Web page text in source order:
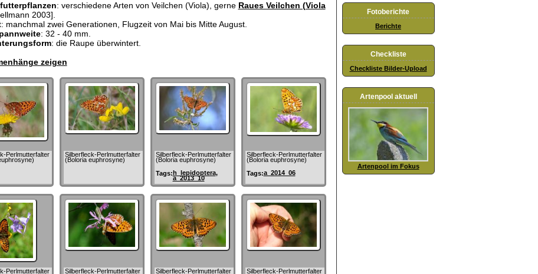
: verschiedene Arten von Veilchen (Viola), gerne Raues Veilchen (Viola
2003].
: manchmal zwei Generationen, Flugzeit von Mai bis Mitte August.
: 32 - 40 mm.
: die Raupe überwintert.
zeigen
Perlmutterfalter Silberfleck-Perlmutterfalter
(Boloria euphrosyne)
Silberfleck-Perlmutterfalter
(Boloria euphrosyne)
Tags:h_lepidoptera,
a_2013_10
Silberfleck-Perlmutterfalter
(Boloria euphrosyne)
Tags:a_2014_06
Perlmutterfalter Silberfleck-Perlmutterfalter Silberfleck-Perlmutterfalter Silberfleck-Perlmutterfalter
Fotoberichte
Berichte
Checkliste
Checkliste Bilder-Upload
Artenpool aktuell
Artenpool im Fokus